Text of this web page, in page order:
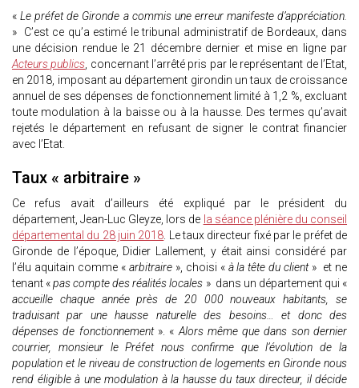
« Le préfet de Gironde a commis une erreur manifeste d’appréciation.
» C’est ce qu’a estimé le tribunal administratif de Bordeaux, dans
une décision rendue le 21 décembre dernier et mise en ligne par
Acteurs publics, concernant l’arrêté pris par le représentant de l’Etat,
en 2018, imposant au département girondin un taux de croissance
annuel de ses dépenses de fonctionnement limité à 1,2 %, excluant
toute modulation à la baisse ou à la hausse. Des termes qu’avait
rejetés le département en refusant de signer le contrat financier
avec l’Etat.
Taux « arbitraire »
Ce refus avait d’ailleurs été expliqué par le président du
département, Jean-Luc Gleyze, lors de la séance plénière du conseil
départemental du 28 juin 2018. Le taux directeur fixé par le préfet de
Gironde de l’époque, Didier Lallement, y était ainsi considéré par
l’élu aquitain comme « arbitraire », choisi « à la tête du client» et ne
tenant «pas compte des réalités locales » dans un département qui «
accueille chaque année près de 20 000 nouveaux habitants, se
traduisant par une hausse naturelle des besoins… et donc des
dépenses de fonctionnement ». «Alors même que dans son dernier
courrier, monsieur le Préfet nous confirme que l’évolution de la
population et le niveau de construction de logements en Gironde nous
rend éligible à une modulation à la hausse du taux directeur, il décide